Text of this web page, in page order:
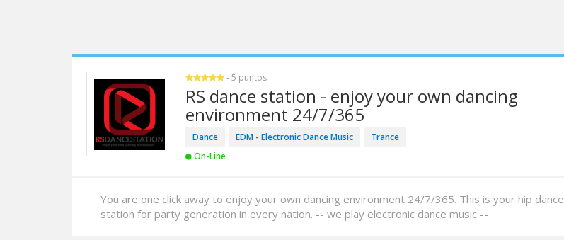
- 5 puntos
RS dance station - enjoy your own dancing
environment 24/7/365
Dance EDM - Electronic Dance Music
Trance
On-Line
You are one click away to enjoy your own dancing environment 24/7/365. This is your hip dance
station for party generation in every nation. -- we play electronic dance music --